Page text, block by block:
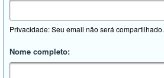
Privacidade: Seu email não será compartilhado.
Nome completo: